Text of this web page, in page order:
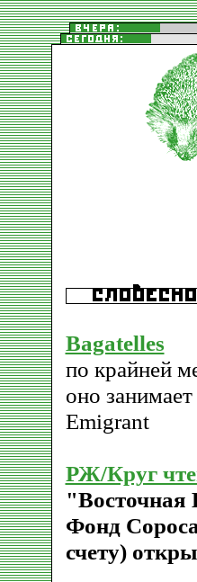
Bagatelles
по крайней
оно
Emigrant
РЖ/Круг
"Восточная
Фонд
счету)